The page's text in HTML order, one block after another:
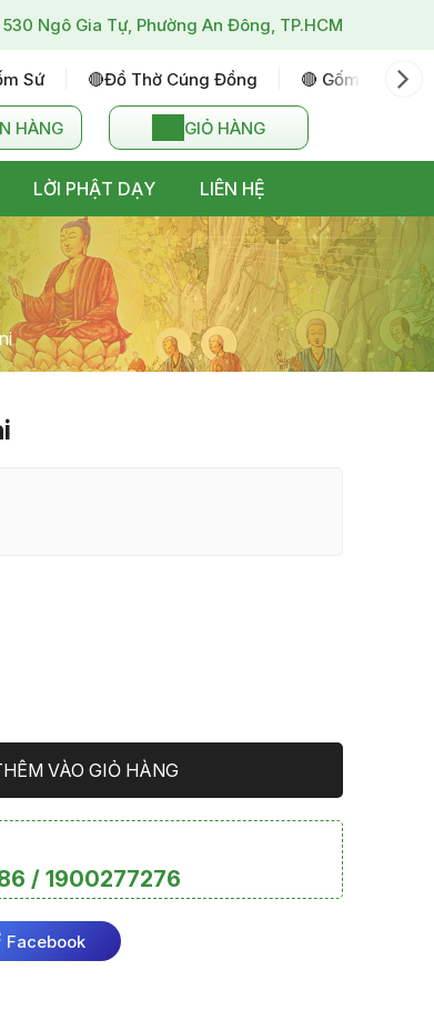
Ngô Gia Tự, Phường An Đông, TP.HCM
Sứ 🔴đồ Thờ Cúng Đồng 🔴 Gốm Sứ Bát
HÀNG GIỎ HÀNG
LỜI PHẬT DẠY LIÊN HỆ
VÀO GIỎ HÀNG
/ 1900277276
Facebook